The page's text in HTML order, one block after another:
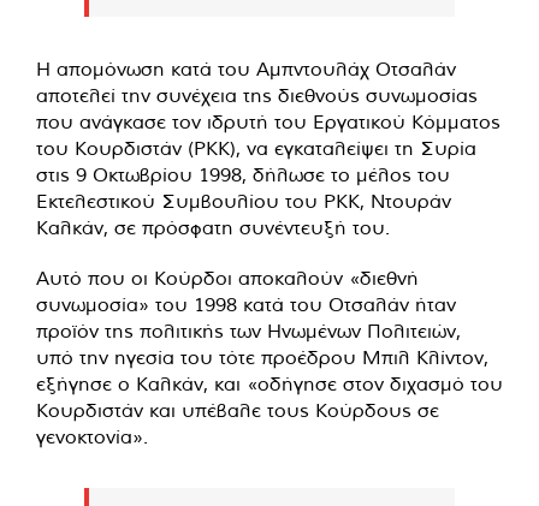
Η απομόνωση κατά του Αμπντουλάχ Οτσαλάν
αποτελεί την συνέχεια της διεθνούς συνωμοσίας
που ανάγκασε τον ιδρυτή του Εργατικού Κόμματος
του Κουρδιστάν (PKK), να εγκαταλείψει τη Συρία
στις 9 Οκτωβρίου 1998, δήλωσε το μέλος του
Εκτελεστικού Συμβουλίου του PKK, Ντουράν
Καλκάν, σε πρόσφατη συνέντευξή του.
Αυτό που οι Κούρδοι αποκαλούν «διεθνή
συνωμοσία» του 1998 κατά του Οτσαλάν ήταν
προϊόν της πολιτικής των Ηνωμένων Πολιτειών,
υπό την ηγεσία του τότε προέδρου Μπιλ Κλίντον,
εξήγησε ο Καλκάν, και «οδήγησε στον διχασμό του
Κουρδιστάν και υπέβαλε τους Κούρδους σε
γενοκτονία».